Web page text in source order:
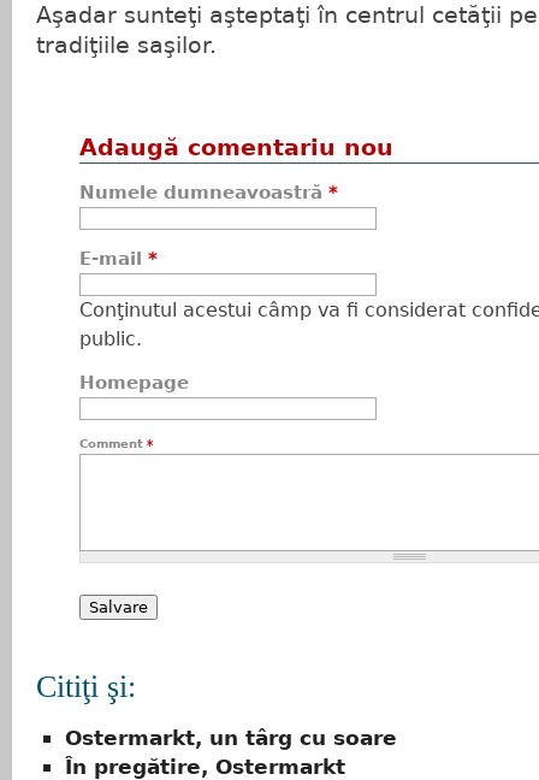
Aşadar sunteţi aşteptaţi în centrul cetăţii
tradiţiile saşilor.
Adaugă comentariu nou
Numele dumneavoastră *
E-mail *
Conţinutul acestui câmp va fi considerat
public.
Homepage
Comment *
Citiţi şi:
Ostermarkt, un târg cu soare
În pregătire, Ostermarkt